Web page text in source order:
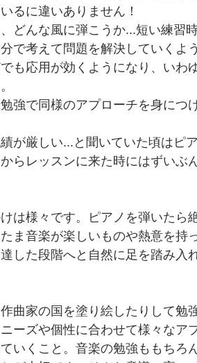
るに違いありません！
どんな風に弾こうか...短い練習
で考えて問題を解決していくよ
も応用が効くようになり、いわ
強で同様のアプローチを身につ
が厳しい...と聞いていた頃はピ
らレッスンに来た時にはずいぶ
は様々です。ピアノを弾いたら
ま音楽が楽しいものや熱意を持
した段階へと自然に足を踏み入
曲家の国を塗り絵したりして勉
ーズや個性に合わせて様々なア
いくこと。音楽の勉強ももちろ